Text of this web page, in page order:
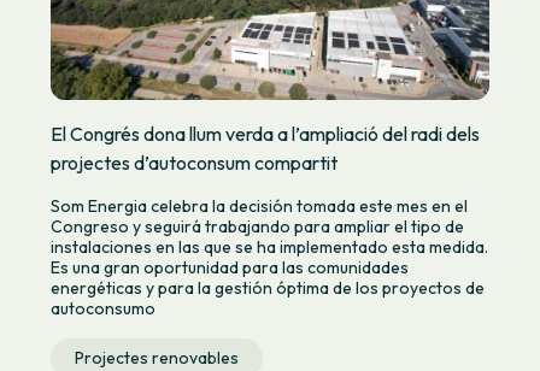
El Congrés dona llum verda a l’ampliació del radi dels
projectes d’autoconsum compartit
Som Energia celebra la decisión tomada este mes en el
Congreso y seguirá trabajando para ampliar el tipo de
instalaciones en las que se ha implementado esta medida.
Es una gran oportunidad para las comunidades
energéticas y para la gestión óptima de los proyectos de
autoconsumo
Projectes renovables